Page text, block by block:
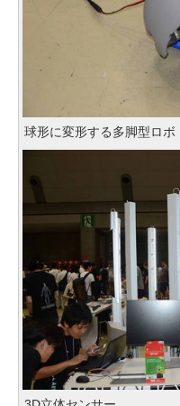
球形に変形する多脚型ロボ